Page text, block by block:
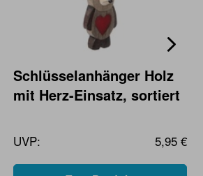
Schlüsselanhänger Holz
mit Herz-Einsatz, sortiert
UVP: 5,95 €